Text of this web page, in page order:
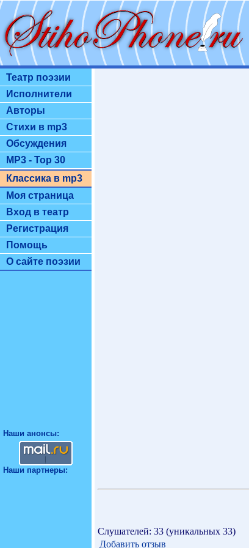
Театр поэзии
Исполнители
Авторы
Стихи в mp3
Обсуждения
MP3 - Top 30
Классика в mp3
Моя страница
Вход в театр
Регистрация
Помощь
О сайте поэзии
Наши анонсы:
Наши партнеры:
Слушателей: 33 (уникальных 33)
Добавить отзыв